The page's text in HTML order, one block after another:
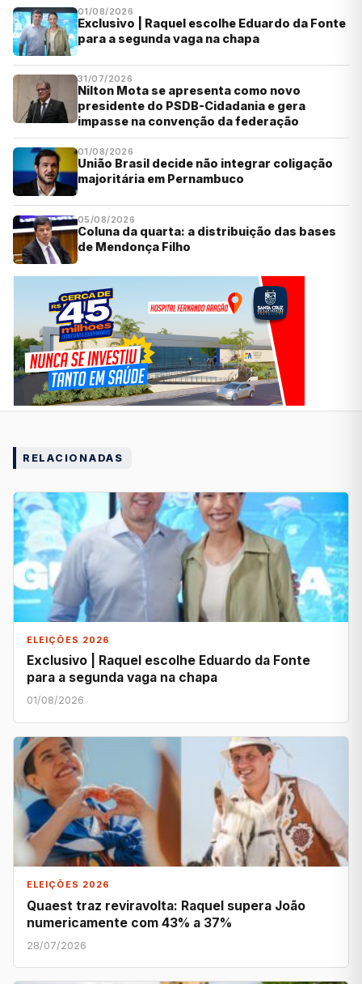
01/08/2026
Exclusivo | Raquel escolhe Eduardo da Fonte
para a segunda vaga na chapa
31/07/2026
Nilton Mota se apresenta como novo
presidente do PSDB-Cidadania e gera
impasse na convenção da federação
01/08/2026
União Brasil decide não integrar coligação
majoritária em Pernambuco
05/08/2026
Coluna da quarta: a distribuição das bases
de Mendonça Filho
RELACIONADAS
ELEIÇÕES 2026
Exclusivo | Raquel escolhe Eduardo da Fonte
para a segunda vaga na chapa
01/08/2026
ELEIÇÕES 2026
Quaest traz reviravolta: Raquel supera João
numericamente com 43% a 37%
28/07/2026